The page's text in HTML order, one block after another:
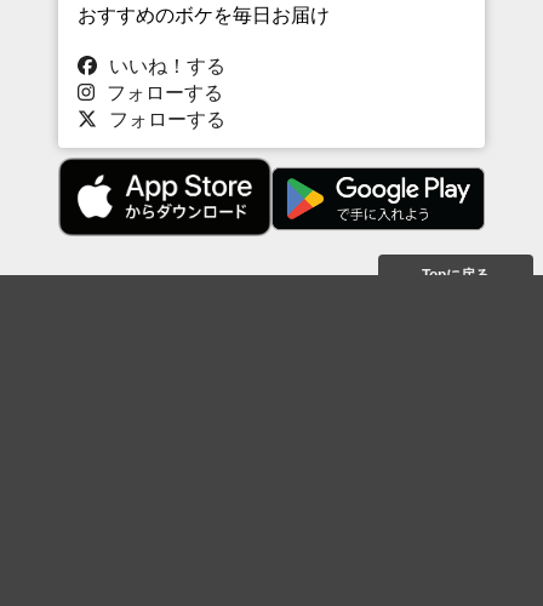
おすすめのボケを毎日お届け
いいね！する
フォローする
フォローする
Topに戻る